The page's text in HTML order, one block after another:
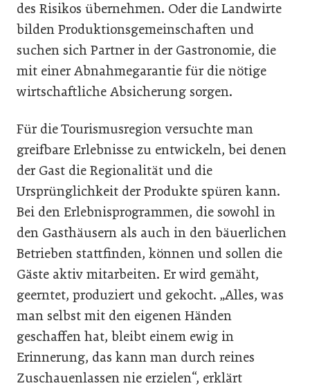
des Risikos übernehmen. Oder die Landwirte
bilden Produktionsgemeinschaften und
suchen sich Partner in der Gastronomie, die
mit einer Abnahmegarantie für die nötige
wirtschaftliche Absicherung sorgen.
Für die Tourismusregion versuchte man
greifbare Erlebnisse zu entwickeln, bei denen
der Gast die Regionalität und die
Ursprünglichkeit der Produkte spüren kann.
Bei den Erlebnisprogrammen, die sowohl in
den Gasthäusern als auch in den bäuerlichen
Betrieben stattfinden, können und sollen die
Gäste aktiv mitarbeiten. Er wird gemäht,
geerntet, produziert und gekocht. „Alles, was
man selbst mit den eigenen Händen
geschaffen hat, bleibt einem ewig in
Erinnerung, das kann man durch reines
Zuschauenlassen nie erzielen“, erklärt